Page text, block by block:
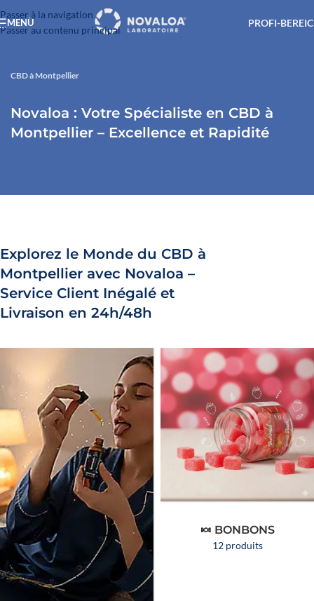
Passer à la navigation
Passer au contenu principal
MENÜ PROFI-
CBD à Montpellier
Novaloa : Votre Spécialiste en CBD à
Montpellier – Excellence et Rapidité
Explorez le Monde du CBD à
Montpellier avec Novaloa –
Service Client Inégalé et
Livraison en 24h/48h
🍬 BONBONS
12 produits